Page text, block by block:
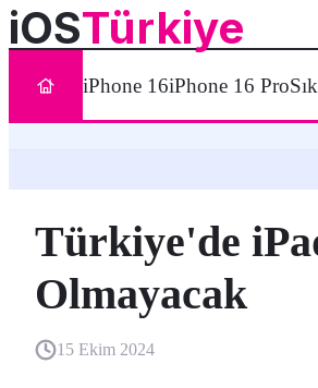
iOSTürkiye
iPhone 16iPhone 16 Pro
Türkiye'de
Olmayacak
15 Ekim 2024